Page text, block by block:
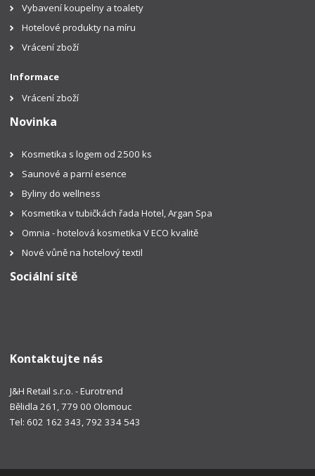
Vybavení koupelny a toalety
Hotelové produkty na míru
Vrácení zboží
Informace
Vrácení zboží
Novinka
Kosmetika s logem od 2500 ks
Saunové a parní esence
Byliny do wellness
Kosmetika v tubičkách řada Hotel, Argan Spa
Omnia - hotelová kosmetika V ECO kvalitě
Nové vůně na hotelový textil
Sociální sítě
Kontaktujte nás
J&H Retail s.r.o. - Eurotrend
Bělidla 261, 779 00 Olomouc
Tel: 602 162 343, 792 334 543